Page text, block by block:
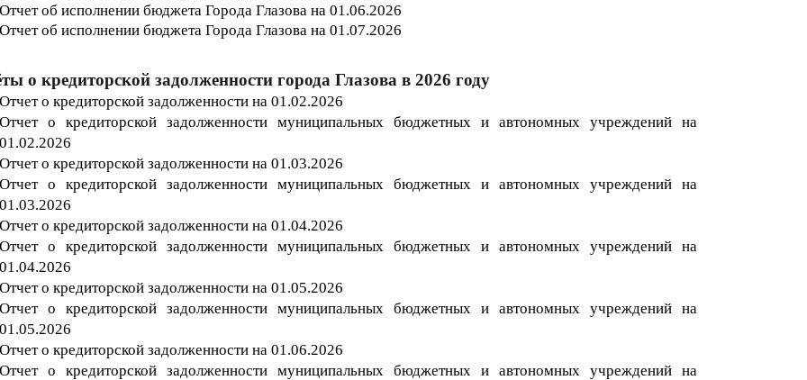
Отчет об исполнении бюджета Города Глазова на 01.06.2026
Отчет об исполнении бюджета Города Глазова на 01.07.2026
о кредиторской задолженности города Глазова в 2026 году
Отчет о кредиторской задолженности на 01.02.2026
Отчет о кредиторской задолженности муниципальных бюджетных и автономных учреждений на
01.02.2026
Отчет о кредиторской задолженности на 01.03.2026
Отчет о кредиторской задолженности муниципальных бюджетных и автономных учреждений на
01.03.2026
Отчет о кредиторской задолженности на 01.04.2026
Отчет о кредиторской задолженности муниципальных бюджетных и автономных учреждений на
01.04.2026
Отчет о кредиторской задолженности на 01.05.2026
Отчет о кредиторской задолженности муниципальных бюджетных и автономных учреждений на
01.05.2026
Отчет о кредиторской задолженности на 01.06.2026
Отчет о кредиторской задолженности муниципальных бюджетных и автономных учреждений на